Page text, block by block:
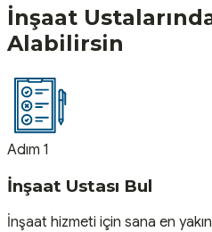
İnşaat
Alabilirsin
Adım 1
İnşaat Ustası Bul
İnşaat hizmeti için sana en